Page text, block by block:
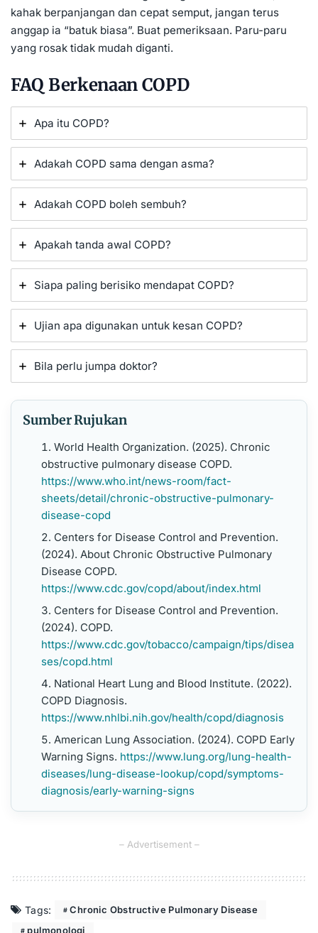
kahak berpanjangan dan cepat semput, jangan terus
anggap ia “batuk biasa”. Buat pemeriksaan. Paru-paru
yang rosak tidak mudah diganti.
FAQ Berkenaan COPD
Apa itu COPD?
Adakah COPD sama dengan asma?
Adakah COPD boleh sembuh?
Apakah tanda awal COPD?
Siapa paling berisiko mendapat COPD?
Ujian apa digunakan untuk kesan COPD?
Bila perlu jumpa doktor?
Sumber Rujukan
World Health Organization. (2025). Chronic
obstructive pulmonary disease COPD.
https://www.who.int/news-room/fact-
sheets/detail/chronic-obstructive-pulmonary-
disease-copd
Centers for Disease Control and Prevention.
(2024). About Chronic Obstructive Pulmonary
Disease COPD.
https://www.cdc.gov/copd/about/index.html
Centers for Disease Control and Prevention.
(2024). COPD.
https://www.cdc.gov/tobacco/campaign/tips/disea
ses/copd.html
National Heart Lung and Blood Institute. (2022).
COPD Diagnosis.
https://www.nhlbi.nih.gov/health/copd/diagnosis
American Lung Association. (2024). COPD Early
Warning Signs. https://www.lung.org/lung-health-
diseases/lung-disease-lookup/copd/symptoms-
diagnosis/early-warning-signs
– Advertisement –
Tags:
Chronic Obstructive Pulmonary Disease
pulmonologi